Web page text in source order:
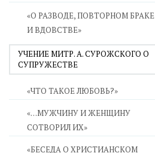
«О РАЗВОДЕ, ПОВТОРНОМ БРАКЕ
И ВДОВСТВЕ»
УЧЕНИЕ МИТР. А. СУРОЖСКОГО О
СУПРУЖЕСТВЕ
«ЧТО ТАКОЕ ЛЮБОВЬ?»
«…МУЖЧИНУ И ЖЕНЩИНУ
СОТВОРИЛ ИХ»
«БЕСЕДА О ХРИСТИАНСКОМ